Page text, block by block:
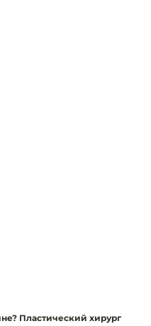
Пластический хирург